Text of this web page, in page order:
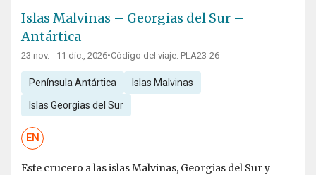
Islas Malvinas – Georgias del Sur –
Antártica
23 nov. - 11 dic., 2026•Código del viaje: PLA23-26
Península Antártica Islas Malvinas
Islas Georgias del Sur
EN
Este crucero a las islas Malvinas, Georgias del Sur y